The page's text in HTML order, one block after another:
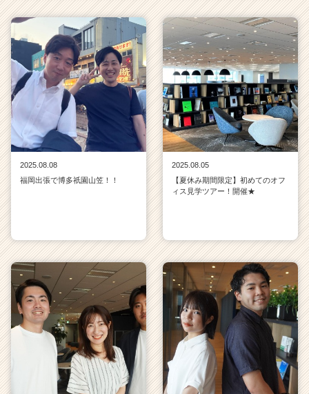
2025.08.08
福岡出張で博多祇園山笠！！
2025.08.05
【夏休み期間限定】初めてのオフ
ィス見学ツアー！開催★